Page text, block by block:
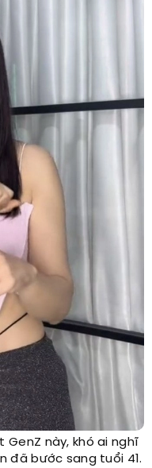
này, khó ai nghĩ
đã bước sang tuổi 41.